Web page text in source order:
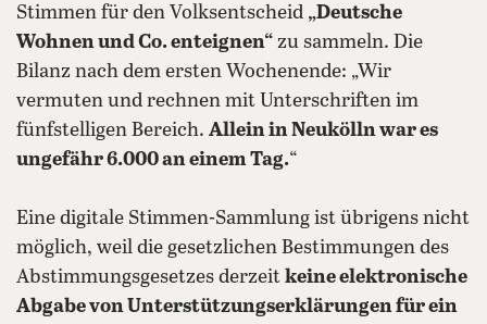
Stimmen für den Volksentscheid „Deutsche
Wohnen und Co. enteignen“ zu sammeln. Die
Bilanz nach dem ersten Wochenende: „Wir
vermuten und rechnen mit Unterschriften im
fünfstelligen Bereich. Allein in Neukölln war es
ungefähr 6.000 an einem Tag.“
Eine digitale Stimmen-Sammlung ist übrigens nicht
möglich, weil die gesetzlichen Bestimmungen des
Abstimmungsgesetzes derzeit keine elektronische
Abgabe von Unterstützungserklärungen für ein